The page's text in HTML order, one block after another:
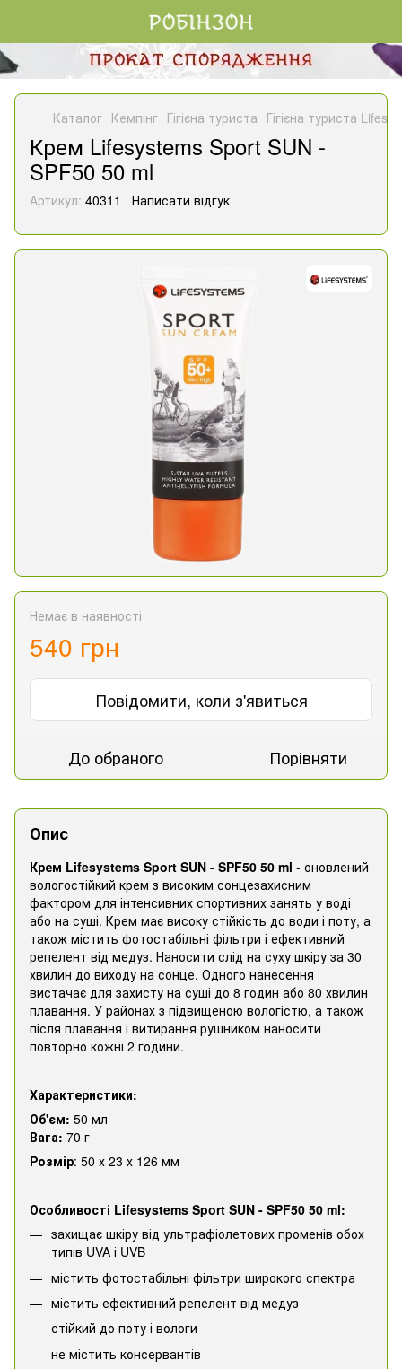
Каталог Кемпінг Гігієна туриста Гігієна туриста
Крем Lifesystems Sport SUN -
SPF50 50 ml
Артикул: 40311 Написати відгук
Немає в наявності
540 грн
Повідомити, коли з'явиться
До обраного Порівняти
Опис
Крем Lifesystems Sport SUN - SPF50 50 ml - оновлений
вологостійкий крем з високим сонцезахисним
фактором для інтенсивних спортивних занять у воді
або на суші. Крем має високу стійкість до води і поту, а
також містить фотостабільні фільтри і ефективний
репелент від медуз. Наносити слід на суху шкіру за 30
хвилин до виходу на сонце. Одного нанесення
вистачає для захисту на суші до 8 годин або 80 хвилин
плавання. У районах з підвищеною вологістю, а також
після плавання і витирання рушником наносити
повторно кожні 2 години.
Характеристики:
Об'єм: 50 мл
Вага: 70 г
Розмір: 50 х 23 х 126 мм
Особливості Lifesystems Sport SUN - SPF50 50 ml:
захищає шкіру від ультрафіолетових променів обох
типів UVA і UVB
містить фотостабільні фільтри широкого спектра
містить ефективний репелент від медуз
стійкий до поту і вологи
не містить консервантів